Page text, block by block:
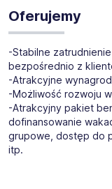
Oferujemy
-Stabilne
bezpośrednio z
-Atrakcyjne
-Możliwość rozwoju
-Atrakcyjny pakiet
dofinansowanie
grupowe, dostęp do
itp.